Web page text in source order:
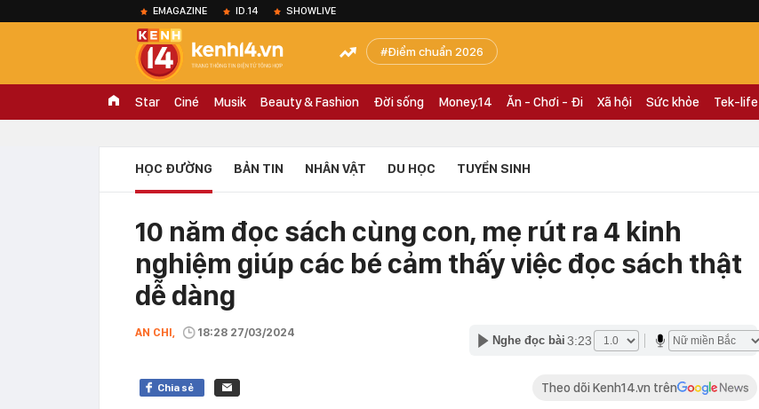
EMAGAZINE ID.14 SHOWLIVE
Điểm chuẩn 2026
Star Ciné Musik Beauty & Fashion Đời sống Money.14 Ăn - Chơi - Đi Xã hội Sức khỏe Tek-life
HỌC ĐƯỜNG BẢN TIN NHÂN VẬT DU HỌC TUYỂN SINH
10 năm đọc sách cùng con, mẹ rút ra 4 kinh
nghiệm giúp các bé cảm thấy việc đọc sách thật
dễ dàng
AN CHI, 18:28 27/03/2024
Nghe đọc bài 3:23
Chia sẻ Theo dõi Kenh14.vn trên